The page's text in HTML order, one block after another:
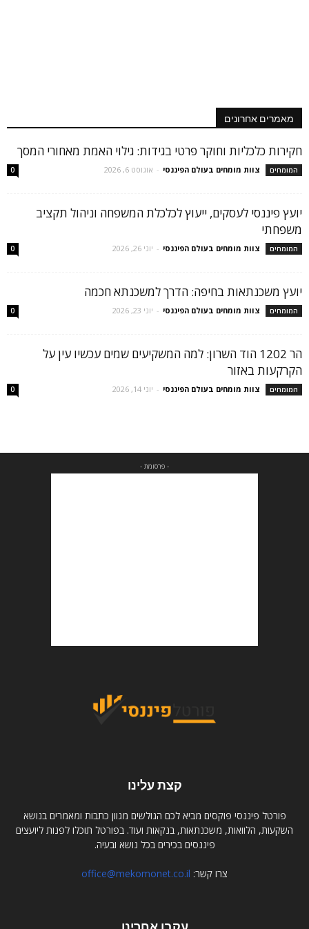
מאמרים אחרונים
חקירות כלכליות וחוקר פרטי בגידות: גילוי האמת מאחורי המסך
המומחים צוות מומחים בעולם הפיננסי - אוגוסט 6, 2026 0
יועץ פיננסי לעסקים, ייעוץ לכלכלת המשפחה וניהול תקציב
משפחתי
המומחים צוות מומחים בעולם הפיננסי - יוני 26, 2026 0
יועץ משכנתאות בחיפה: הדרך למשכנתא חכמה
המומחים צוות מומחים בעולם הפיננסי - יוני 23, 2026 0
הר 1202 הוד השרון: למה המשקיעים שמים עכשיו עין על
הקרקעות באזור
המומחים צוות מומחים בעולם הפיננסי - יוני 14, 2026 0
- פרסומת -
קצת עלינו
פורטל פיננסי פוקסים מביא לכם הגולשים מגוון כתבות ומאמרים בנושא
השקעות, הלוואות, משכנתאות, בנקאות ועוד. בפורטל תוכלו לפנות ליועצים
פיננסים בכירים בכל נושא ובעיה.
צרו קשר: office@mekomonet.co.il